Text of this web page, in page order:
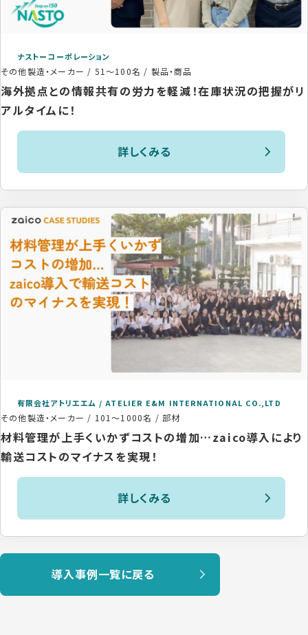
ナストーコーポレーション
その他製造・メーカー / 51〜100名 / 製品・商品
海外拠点との情報共有の労力を軽減！在庫状況の把握がリ
アルタイムに！
詳しくみる
有限会社アトリエエム / ATELIER E&M INTERNATIONAL CO.,LTD
その他製造・メーカー / 101〜1000名 /部材
材料管理が上手くいかずコストの増加…zaico導入により
輸送コストのマイナスを実現！
詳しくみる
導入事例一覧に戻る